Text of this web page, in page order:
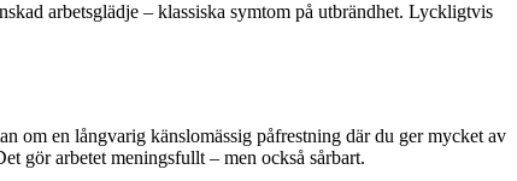
arbetsglädje – klassiska symtom på utbrändhet. Lyckligtvis
om en långvarig känslomässig påfrestning där du ger mycket av
gör arbetet meningsfullt – men också sårbart.